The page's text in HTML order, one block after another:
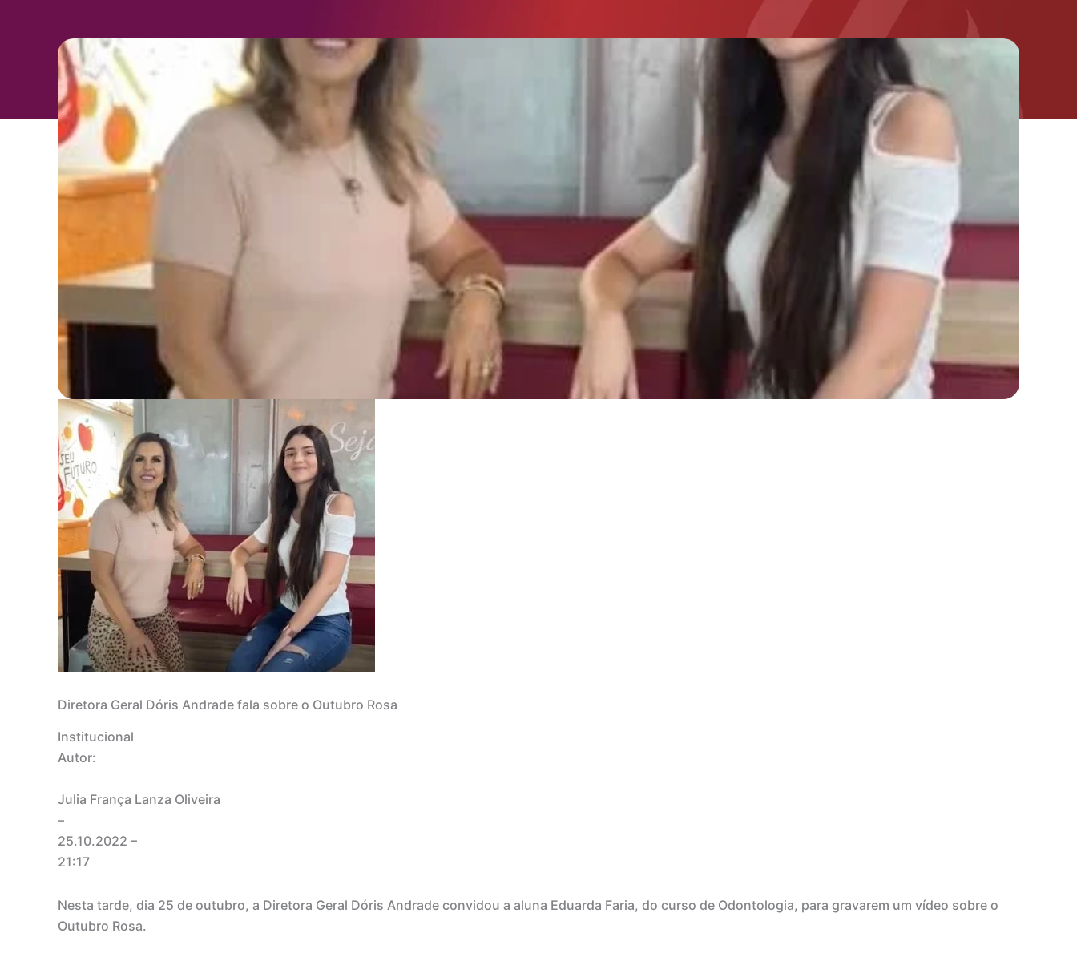
Diretora Geral Dóris Andrade fala sobre o Outubro Rosa
Institucional
Autor:
Julia França Lanza Oliveira
–
25.10.2022 –
21:17
Nesta tarde, dia 25 de outubro, a Diretora Geral Dóris Andrade convidou a aluna Eduarda Faria, do curso de Odontologia, para gravarem um vídeo sobre o
Outubro Rosa.